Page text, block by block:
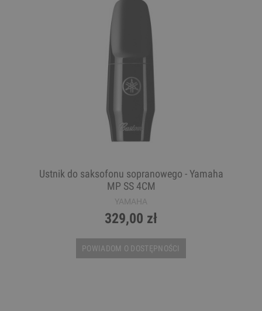
Ustnik do saksofonu sopranowego - Yamaha
MP SS 4CM
YAMAHA
329,00 zł
POWIADOM O DOSTĘPNOŚCI